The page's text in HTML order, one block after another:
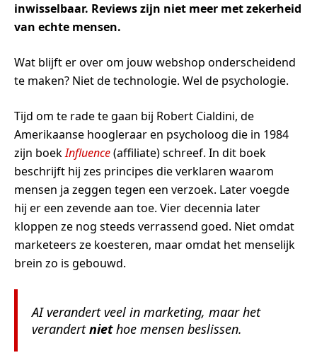
inwisselbaar. Reviews zijn niet meer met zekerheid
van echte mensen.
Wat blijft er over om jouw webshop onderscheidend
te maken? Niet de technologie. Wel de psychologie.
Tijd om te rade te gaan bij Robert Cialdini, de
Amerikaanse hoogleraar en psycholoog die in 1984
zijn boekInfluence(affiliate) schreef. In dit boek
beschrijft hij zes principes die verklaren waarom
mensen ja zeggen tegen een verzoek. Later voegde
hij er een zevende aan toe. Vier decennia later
kloppen ze nog steeds verrassend goed. Niet omdat
marketeers ze koesteren, maar omdat het menselijk
brein zo is gebouwd.
AI verandert veel in marketing, maar het
verandertniethoe mensen beslissen.